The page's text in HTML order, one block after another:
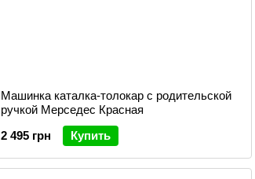
Машинка каталка-толокар с родительской
ручкой Мерседес Красная
2 495 грн
Купить